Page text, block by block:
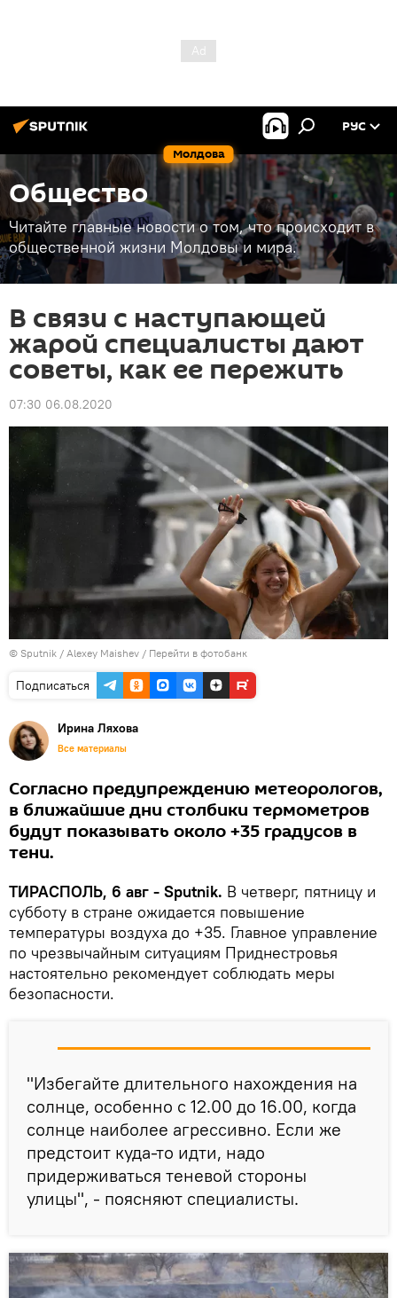
Молдова
РУС
Общество
Читайте главные новости о том, что происходит в
общественной жизни Молдовы и мира.
В связи с наступающей
жарой специалисты дают
советы, как ее пережить
07:30 06.08.2020
© Sputnik / Alexey Maishev / Перейти в фотобанк
Подписаться
Ирина Ляхова
Все материалы
Согласно предупреждению метеорологов,
в ближайшие дни столбики термометров
будут показывать около +35 градусов в
тени.
ТИРАСПОЛЬ, 6 авг - Sputnik. В четверг, пятницу и
субботу в стране ожидается повышение
температуры воздуха до +35. Главное управление
по чрезвычайным ситуациям Приднестровья
настоятельно рекомендует соблюдать меры
безопасности.
"Избегайте длительного нахождения на
солнце, особенно с 12.00 до 16.00, когда
солнце наиболее агрессивно. Если же
предстоит куда-то идти, надо
придерживаться теневой стороны
улицы", - поясняют специалисты.